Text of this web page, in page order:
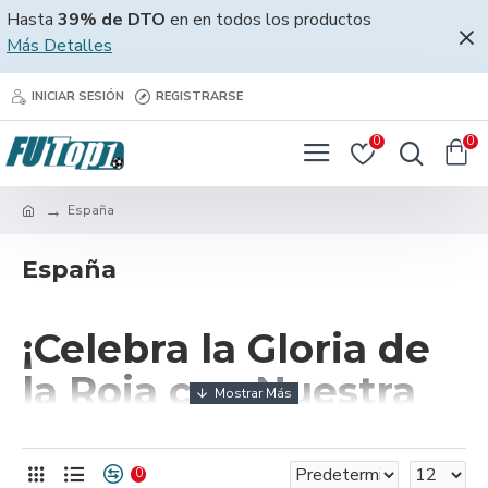
Hasta 39% de DTO en en todos los productos
Más Detalles
INICIAR SESIÓN REGISTRARSE
0 0
España
España
¡Celebra la Gloria de
la Roja con Nuestra
Retro!
0